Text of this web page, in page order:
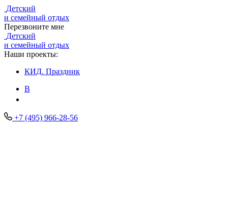
Детский
и семейный отдых
Перезвоните мне
Детский
и семейный отдых
Наши проекты:
КИД. Праздник
В
+7 (495) 966-28-56